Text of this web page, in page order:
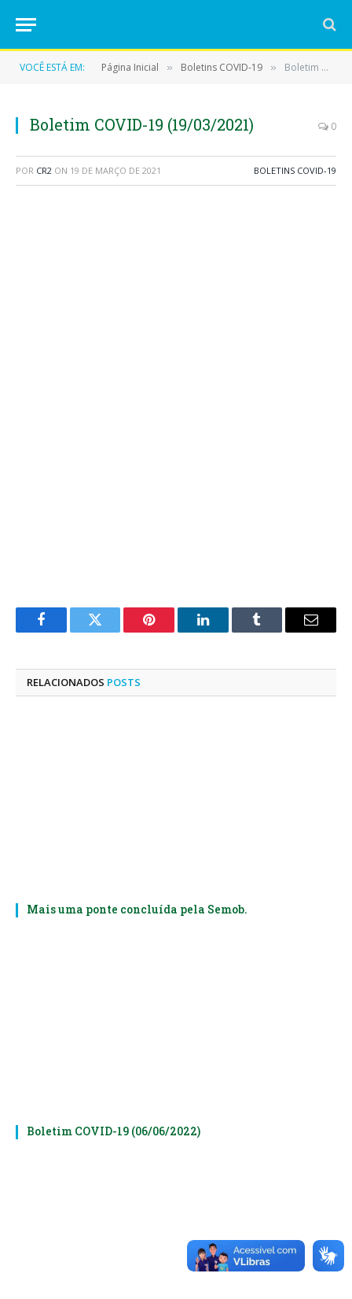
VOCÊ ESTÁ EM: Página Inicial » Boletins COVID-19 » Boletim COVID-19 (19/03/2021)
Boletim COVID-19 (19/03/2021) 0
POR CR2 ON 19 DE MARÇO DE 2021 BOLETINS COVID-19
FacebookTwitter Pinterest LinkedInTumblr
E-
RELACIONADOS POSTS
Mais uma ponte concluída pela Semob.
Boletim COVID-19 (06/06/2022)